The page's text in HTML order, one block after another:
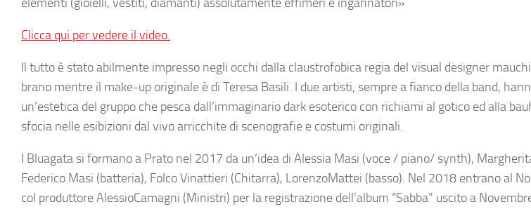
Clicca qui per vedere il video.
Il tutto è stato abilmente impresso negli occhi dalla claustrofobica regia del visual designer mauchi
brano mentre il make-up originale è di Teresa Basili. I due artisti, sempre a fianco della band,
un’estetica del gruppo che pesca dall’immaginario dark esoterico con richiami al gotico ed alla
sfocia nelle esibizioni dal vivo arricchite di scenografie e costumi originali.
I Bluagata si formano a Prato nel 2017 da un’idea di Alessia Masi (voce / piano/ synth),
Federico Masi (batteria), FolcoVinattieri (Chitarra), LorenzoMattei (basso). Nel 2018 entrano al
col produttoreAlessioCamagni (Ministri) per la registrazione dell’album “Sabba” uscito a